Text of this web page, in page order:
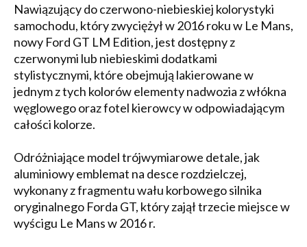
Nawiązujący do czerwono-niebieskiej kolorystyki
samochodu, który zwyciężył w 2016 roku w Le Mans,
nowy Ford GT LM Edition, jest dostępny z
czerwonymi lub niebieskimi dodatkami
stylistycznymi, które obejmują lakierowane w
jednym z tych kolorów elementy nadwozia z włókna
węglowego oraz fotel kierowcy w odpowiadającym
całości kolorze.
Odróżniające model trójwymiarowe detale, jak
aluminiowy emblemat na desce rozdzielczej,
wykonany z fragmentu wału korbowego silnika
oryginalnego Forda GT, który zajął trzecie miejsce w
wyścigu Le Mans w 2016 r.